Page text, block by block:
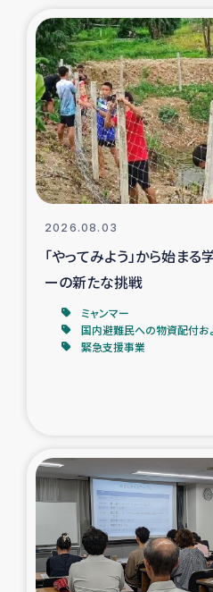
スリランカの南北女性をつな
ジェ
復興支
民際教
女性グループ
ガザ人
令和6年能登半
国内避難民への物資
漁民によるマン
レバノンでのシリア難
レバノンにお
2026.08.03
「やってみよう」から始ま
ーの新たな挑戦
ミャンマー
国内避難民への物資配付お
緊急支援事業